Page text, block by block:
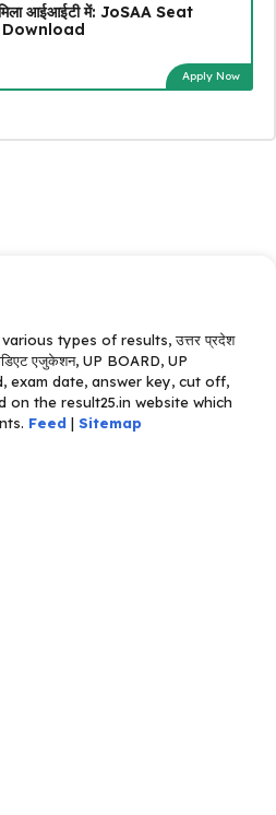
आईआईटी में: JoSAA Seat
Apply Now
types of results, उत्तर प्रदेश
एजुकेशन, UP BOARD, UP
exam date, answer key, cut off,
on the result25.in website which
Feed | Sitemap